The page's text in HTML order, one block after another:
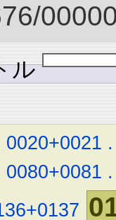
ル
0020+0021 .
0080+0081 .